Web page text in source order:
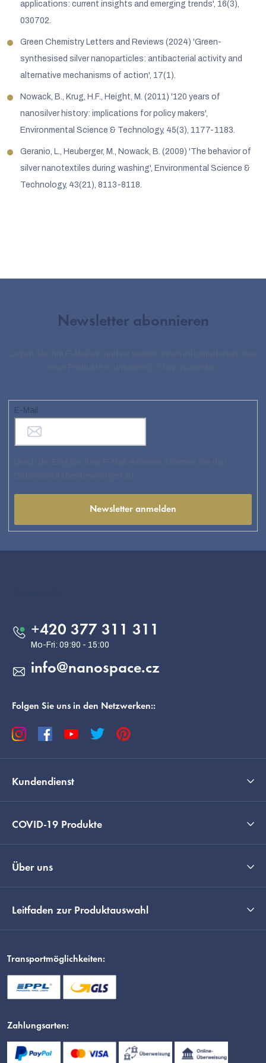
applications: current insights and emerging trends', 16(3),
030702.
Green Chemistry Letters and Reviews (2024) 'Green-
synthesised silver nanoparticles: antibacterial activity and
alternative mechanisms of action', 17(1).
Nowack, B., Krug, H.F., Height, M. (2011) '120 years of
nanosilver history: implications for policy makers',
Environmental Science & Technology, 45(3), 1177-1183.
Geranio, L., Heuberger, M., Nowack, B. (2009) 'The behavior of
silver nanotextiles during washing', Environmental Science &
Technology, 43(21), 8113-8118.
Newsletter abonnieren
E-Mail
Newsletter anmelden
info@nanospace.cz
+420 377 311 311
Folgen Sie uns in den Netzwerken::
Kundendienst
COVID-19 Produkte
Über uns
Leitfaden zur Produktauswahl
Transportmöglichkeiten:
Zahlungsarten: